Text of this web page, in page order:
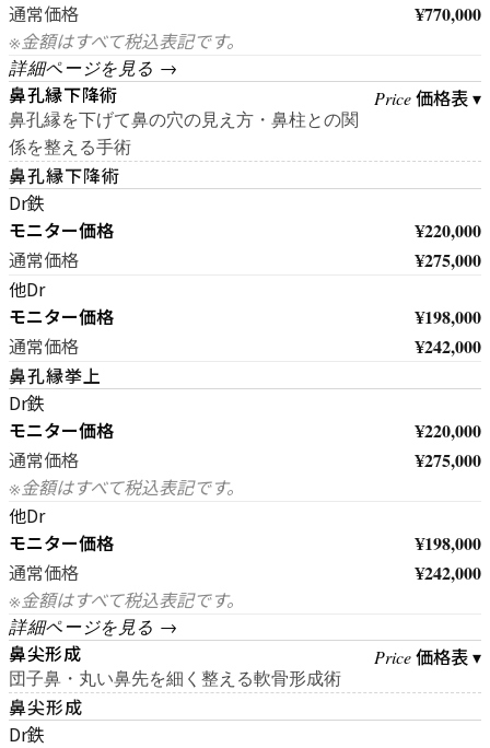
通常価格 ¥770,000
※金額はすべて税込表記です。
詳細ページを見る →
鼻孔縁下降術
鼻孔縁を下げて鼻の穴の見え方・鼻柱との関
係を整える手術
Price価格表 ▾
鼻孔縁下降術
Dr鉄
モニター価格 ¥220,000
通常価格 ¥275,000
他Dr
モニター価格 ¥198,000
通常価格 ¥242,000
鼻孔縁挙上
Dr鉄
モニター価格 ¥220,000
通常価格 ¥275,000
※金額はすべて税込表記です。
他Dr
モニター価格 ¥198,000
通常価格 ¥242,000
※金額はすべて税込表記です。
詳細ページを見る →
鼻尖形成
団子鼻・丸い鼻先を細く整える軟骨形成術
Price価格表 ▾
鼻尖形成
Dr鉄